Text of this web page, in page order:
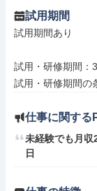
試用期間
試用期間あり
試用・研修期間：
仕事に関する
未経験でも月
日